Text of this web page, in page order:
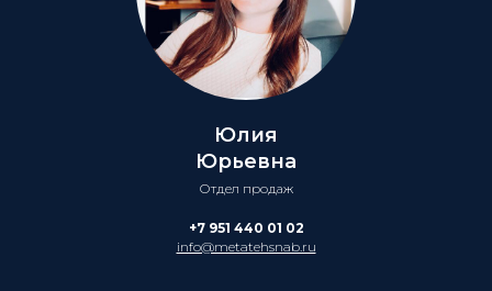
Юлия
Юрьевна
Отдел продаж
+7 951 440 01 02
info@metatehsnab.ru